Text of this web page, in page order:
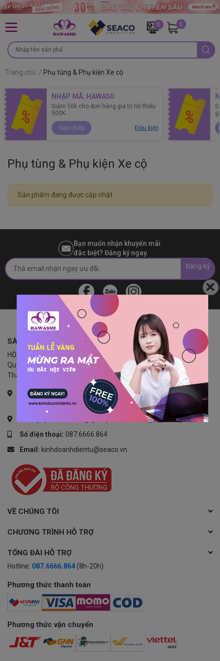
0 0
Trang chủ / Phụ tùng & Phụ kiện Xe cộ
NHẬP MÃ: HAWA50
Giảm 50k cho đơn hàng giá trị tối thiểu
500K.
Sao chép Điều kiện
Phụ tùng & Phụ kiện Xe cộ
Sản phẩm đang được cập nhật.
Bạn muốn nhận khuyến mãi
đặc biệt? Đăng ký ngay.
Đăng ký
SÀN THƯƠNG MẠI KINH DOANH ĐIỆN TỬ
HỘI NỮ DOANH NGHIỆP NHỎ VÀ VỪA TP. HÀ NỘI (HAWASME)
Quyết định thành lập số 1947/QĐ-UBND của Ủy Ban Nhân Dân
Thành Phố Hà Nội cấp ngày 29/04/2010
Văn phòng:Công ty cổ phần doanh nghiệp xã hội Seaco -
74/349 Minh Khai, Vĩnh Tuy, Hai Bà Trưng, Hà Nội
Công ty cổ phần doanh nghiệp xã hội Seaco
Số điện thoại: 087.6666.864
Email: kinhdoanhdientu@seaco.vn
VỀ CHÚNG TÔI
CHƯƠNG TRÌNH HỖ TRỢ
TỔNG ĐÀI HỖ TRỢ
Hotline: 087.6666.864 (8h-20h)
Phương thức thanh toán
Phương thức vận chuyển